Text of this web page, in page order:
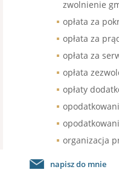
zwolnienie
opłata za
opłata za
opłata za
opłata
opłaty
organizacja
organizacja
organizacja
napisz do mnie